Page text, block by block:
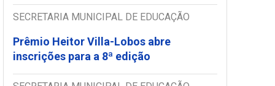
SECRETARIA MUNICIPAL DE EDUCAÇÃO
Prêmio Heitor Villa-Lobos abre
inscrições para a 8ª edição